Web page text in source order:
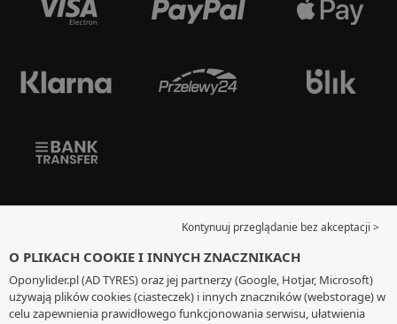
Kontynuuj przeglądanie bez akceptacji >
O PLIKACH COOKIE I INNYCH ZNACZNIKACH
Oponylider.pl (AD TYRES) oraz jej partnerzy (Google, Hotjar, Microsoft)
używają plików cookies (ciasteczek) i innych znaczników (webstorage) w
celu zapewnienia prawidłowego funkcjonowania serwisu, ułatwienia